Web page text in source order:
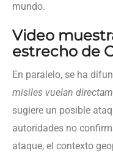
mundo.
Video
estrecho de
En paralelo, se ha
misiles vuelan
sugiere un posible
autoridades no
ataque, el contexto